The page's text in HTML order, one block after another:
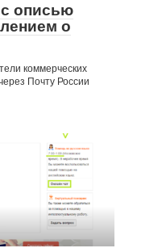
описью
о
коммерческих
Почту России